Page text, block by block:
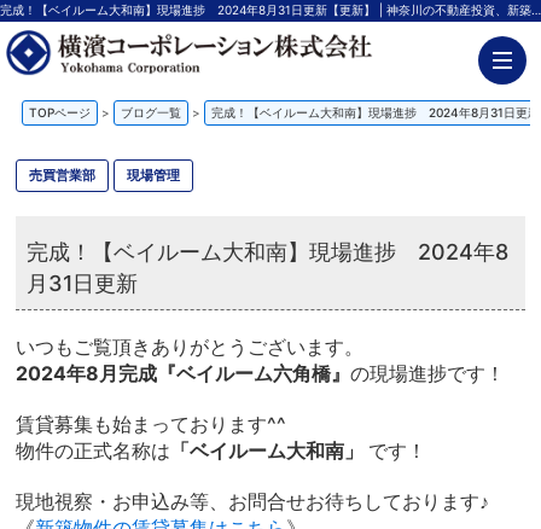
完成！【ベイルーム大和南】現場進捗 2024年8月31日更新【更新】 | 神奈川の不動産投資、新築アパート経営は横濱コーポレーション
TOPページ > ブログ一覧 > 完成！【ベイルーム大和南】現場進捗 2024年8月31日更新
売買営業部 現場管理
完成！【ベイルーム大和南】現場進捗 2024年8
月31日更新
いつもご覧頂きありがとうございます。
2024年8月完成 『ベイルーム六角橋』の現場進捗です！
賃貸募集も始まっております^^
物件の正式名称は 「ベイルーム大和南」 です！
現地視察・お申込み等、お問合せお待ちしております♪